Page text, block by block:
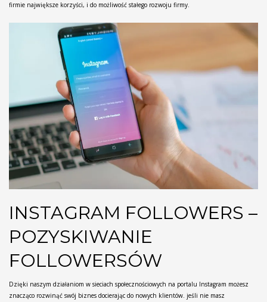
firmie największe korzyści, i do możliwość stałego rozwoju firmy.
INSTAGRAM FOLLOWERS –
POZYSKIWANIE
FOLLOWERSÓW
Dzięki naszym działaniom w sieciach społecznościowych na portalu Instagram możesz
znacząco rozwinąć swój biznes docierając do nowych klientów. jeśli nie masz